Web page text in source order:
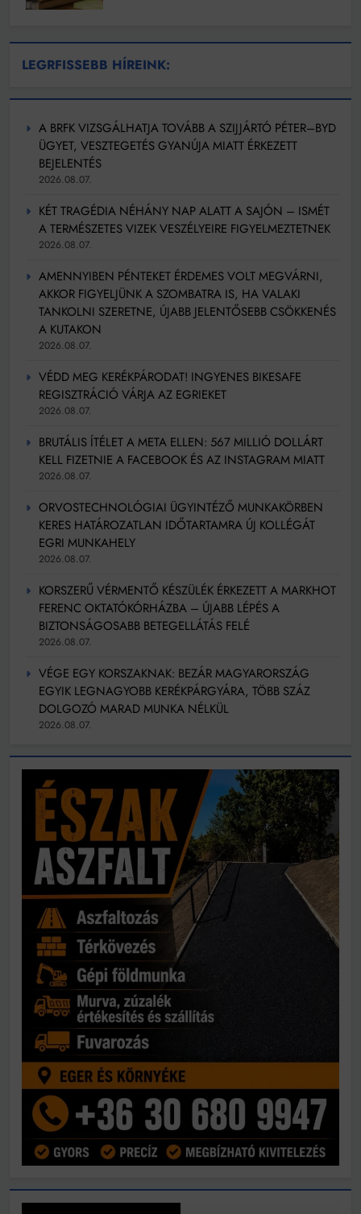
LEGRFISSEBB HÍREINK:
A BRFK VIZSGÁLHATJA TOVÁBB A SZIJJÁRTÓ PÉTER–BYD
ÜGYET, VESZTEGETÉS GYANÚJA MIATT ÉRKEZETT
BEJELENTÉS
2026.08.07.
KÉT TRAGÉDIA NÉHÁNY NAP ALATT A SAJÓN – ISMÉT
A TERMÉSZETES VIZEK VESZÉLYEIRE FIGYELMEZTETNEK
2026.08.07.
AMENNYIBEN PÉNTEKET ÉRDEMES VOLT MEGVÁRNI,
AKKOR FIGYELJÜNK A SZOMBATRA IS, HA VALAKI
TANKOLNI SZERETNE, ÚJABB JELENTŐSEBB CSÖKKENÉS
A KUTAKON
2026.08.07.
VÉDD MEG KERÉKPÁRODAT! INGYENES BIKESAFE
REGISZTRÁCIÓ VÁRJA AZ EGRIEKET
2026.08.07.
BRUTÁLIS ÍTÉLET A META ELLEN: 567 MILLIÓ DOLLÁRT
KELL FIZETNIE A FACEBOOK ÉS AZ INSTAGRAM MIATT
2026.08.07.
ORVOSTECHNOLÓGIAI ÜGYINTÉZŐ MUNKAKÖRBEN
KERES HATÁROZATLAN IDŐTARTAMRA ÚJ KOLLÉGÁT
EGRI MUNKAHELY
2026.08.07.
KORSZERŰ VÉRMENTŐ KÉSZÜLÉK ÉRKEZETT A MARKHOT
FERENC OKTATÓKÓRHÁZBA – ÚJABB LÉPÉS A
BIZTONSÁGOSABB BETEGELLÁTÁS FELÉ
2026.08.07.
VÉGE EGY KORSZAKNAK: BEZÁR MAGYARORSZÁG
EGYIK LEGNAGYOBB KERÉKPÁRGYÁRA, TÖBB SZÁZ
DOLGOZÓ MARAD MUNKA NÉLKÜL
2026.08.07.